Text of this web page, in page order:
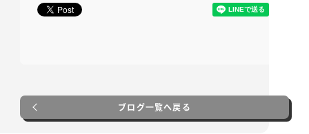
ブログ一覧へ戻る